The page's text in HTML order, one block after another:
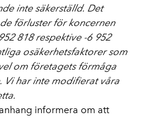
inte säkerställd. Det
förluster för koncernen
818 respektive -6 952
osäkerhetsfak­torer som
om företagets förmåga
Vi har inte modifierat våra
informera om att